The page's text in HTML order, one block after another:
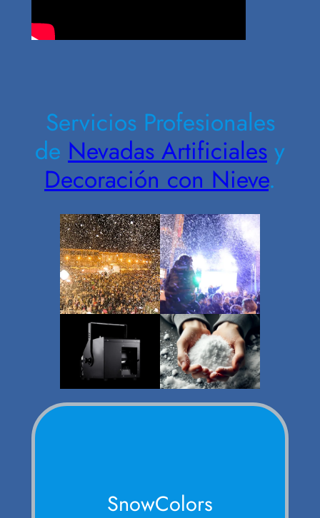
Servicios Profesionales
de Nevadas Artificiales y
Decoración con Nieve.
SnowColors